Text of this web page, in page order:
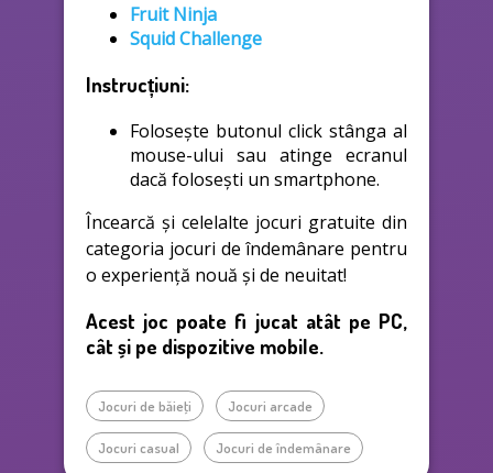
Fruit Ninja
Squid Challenge
Instrucțiuni:
Folosește butonul click stânga al
mouse-ului sau atinge ecranul
dacă folosești un smartphone.
Încearcă și celelalte jocuri gratuite din
categoria jocuri de îndemânare pentru
o experiență nouă și de neuitat!
Acest joc poate fi jucat atât pe PC,
cât și pe dispozitive mobile.
Jocuri de băieţi Jocuri arcade
Jocuri casual Jocuri de îndemânare